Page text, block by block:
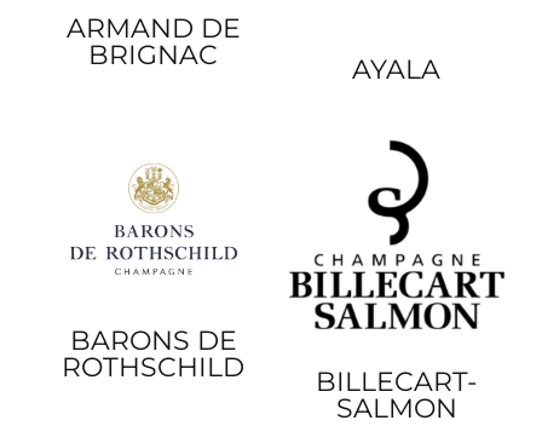
ARMAND DE
BRIGNAC
AYALA
BARONS DE
ROTHSCHILD
BILLECART-
SALMON